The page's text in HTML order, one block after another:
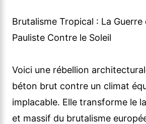
Brutalisme Tropical : La Guerre
Pauliste Contre le Soleil
Voici une rébellion
béton brut contre un climat
implacable. Elle transforme le
et massif du brutalisme